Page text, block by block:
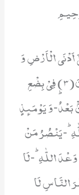
الرُّوْمُ(2) فِیْۤ اَدْنَى الْاَرْضِ وَ
هُمْ مِّنْۢ بَعْدِ غَلَبِهِمْ سَیَغْلِبُوْنَ(3) فِیْ بِضْعِ
وَ یَوْمَىٕذٍ
بِنَصْرِ اللّٰهِؕ-یَنْصُرُ مَنْ
هُوَ الْعَزِیْزُ الرَّحِیْمُ(5) وَعْدَ اللّٰهِؕ-لَا
النَّاسِ لَا